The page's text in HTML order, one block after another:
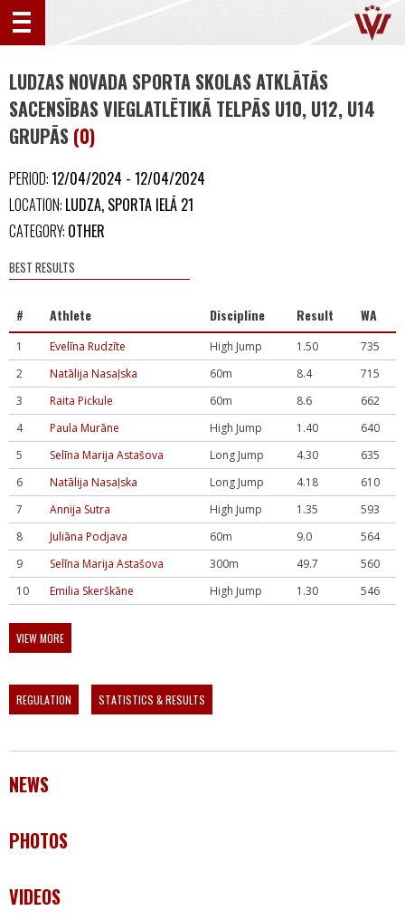
LUDZAS NOVADA SPORTA SKOLAS ATKLĀTĀS
SACENSĪBAS VIEGLATLĒTIKĀ TELPĀS U10, U12, U14
GRUPĀS (0)
PERIOD:12/04/2024 - 12/04/2024
LOCATION: LUDZA, SPORTA IELĀ 21
CATEGORY: OTHER
BEST RESULTS
# Athlete Discipline Result WA
1 Evelīna Rudzīte High Jump 1.50
735
2
Natālija Nasaļska 60m 8.4
715
3
Raita Pickule 60m 8.6
662
4
Paula Murāne High Jump 1.40
640
5
Selīna Marija Astašova Long Jump 4.30
635
6
Natālija Nasaļska Long Jump 4.18
610
7
Annija Sutra High Jump 1.35
593
8
Juliāna Podjava 60m 9.0
564
9
Selīna Marija Astašova 300m 49.7
560
10
Emilia Skerškāne High Jump 1.30 546
VIEW MORE
REGULATION STATISTICS & RESULTS
NEWS
PHOTOS
VIDEOS